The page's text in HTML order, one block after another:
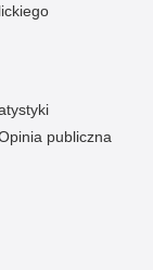
publiczna